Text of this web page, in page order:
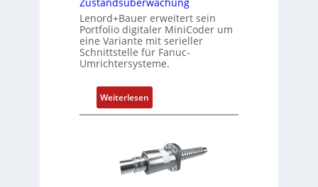
i
e
r
P
o
s
i
o
Zustandsüberwachung
Lenord+Bauer erweitert sein
Portfolio digitaler MiniCoder um
eine Variante mit serieller
Schnittstelle für Fanuc-
Umrichtersysteme.
Weiterlesen:
D
h
g